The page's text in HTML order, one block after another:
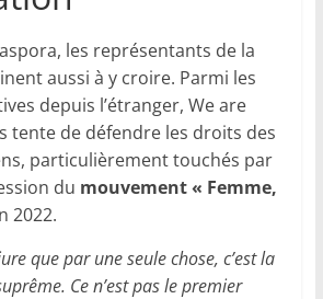
les représentants de la
aussi à y croire. Parmi les
depuis l’étranger, We are
tente de défendre les droits des
particulièrement touchés par
du mouvement « Femme,
2022.
que par une seule chose, c’est la
Ce n’est pas le premier